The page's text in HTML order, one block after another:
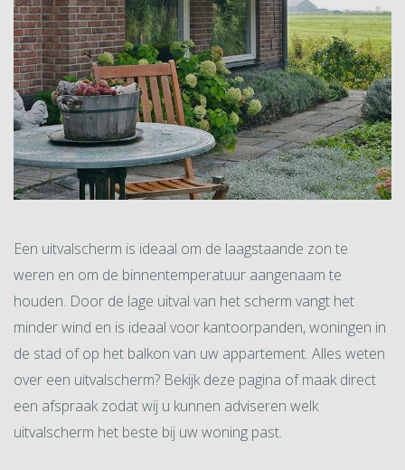
Een uitvalscherm is ideaal om de laagstaande zon te
weren en om de binnentemperatuur aangenaam te
houden. Door de lage uitval van het scherm vangt het
minder wind en is ideaal voor kantoorpanden, woningen in
de stad of op het balkon van uw appartement. Alles weten
over een uitvalscherm? Bekijk deze pagina of maak direct
een afspraak zodat wij u kunnen adviseren welk
uitvalscherm het beste bij uw woning past.